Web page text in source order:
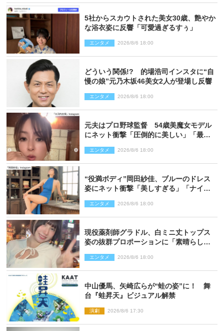
5社からスカウトされた美女30歳、艶やか
な浴衣姿に反響「可愛過ぎるすぅ」
エンタメ 2026/8/6 18:00
どういう関係!? 的場浩司インスタに“自
慢の娘”元乃木坂46美女2人が登場し反響
エンタメ 2026/8/6 18:00
元夫はプロ野球監督 54歳美魔女モデル
にネット衝撃「圧倒的に美しい」「最強
エンタメ 2026/8/6 18:00
“役満ボディ”岡田紗佳、ブルーのドレス
姿にネット衝撃「美しすぎる」「ナイ
エンタメ 2026/8/6 18:00
現役薬剤師グラドル、白ミニ丈トップス
姿の抜群プロポーションに「素晴らしす
エンタメ 2026/8/6 18:00
中山優馬、矢崎広らが“蛙の姿”に！ 舞
台『蛙昇天』ビジュアル解禁
演劇 2026/8/6 17:30